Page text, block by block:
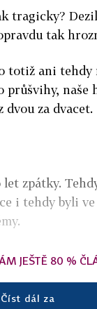
tragicky?
tak
totiž ani tehdy
průšvihy,
dvou za dvacet.
zpátky.
i tehdy byli
JEŠTĚ 80 %
Číst dál za